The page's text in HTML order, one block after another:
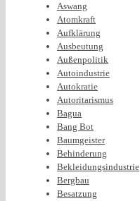
Aswang
Atomkraft
Aufklärung
Ausbeutung
Außenpolitik
Autoindustrie
Autokratie
Autoritarismus
Bagua
Bang Bot
Baumgeister
Behinderung
Bekleidungsindustrie
Bergbau
Besatzung